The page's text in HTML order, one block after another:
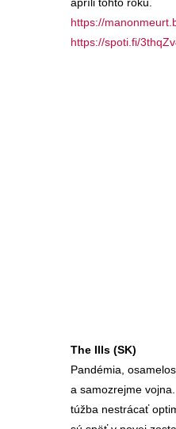
https://
https://spoti.fi/
The Ills (SK)
Pandémia,
a samozrejme
túžba nestrácať